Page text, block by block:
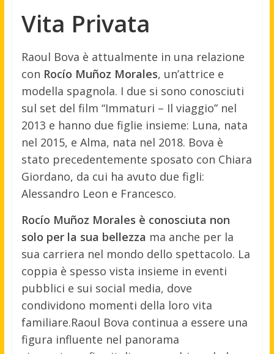
Vita Privata
Raoul Bova è attualmente in una relazione
con Rocío Muñoz Morales, un’attrice e
modella spagnola. I due si sono conosciuti
sul set del film “Immaturi – Il viaggio” nel
2013 e hanno due figlie insieme: Luna, nata
nel 2015, e Alma, nata nel 2018. Bova è
stato precedentemente sposato con Chiara
Giordano, da cui ha avuto due figli:
Alessandro Leon e Francesco.
Rocío Muñoz Morales è conosciuta non
solo per la sua bellezza ma anche per la
sua carriera nel mondo dello spettacolo. La
coppia è spesso vista insieme in eventi
pubblici e sui social media, dove
condividono momenti della loro vita
familiare.Raoul Bova continua a essere una
figura influente nel panorama